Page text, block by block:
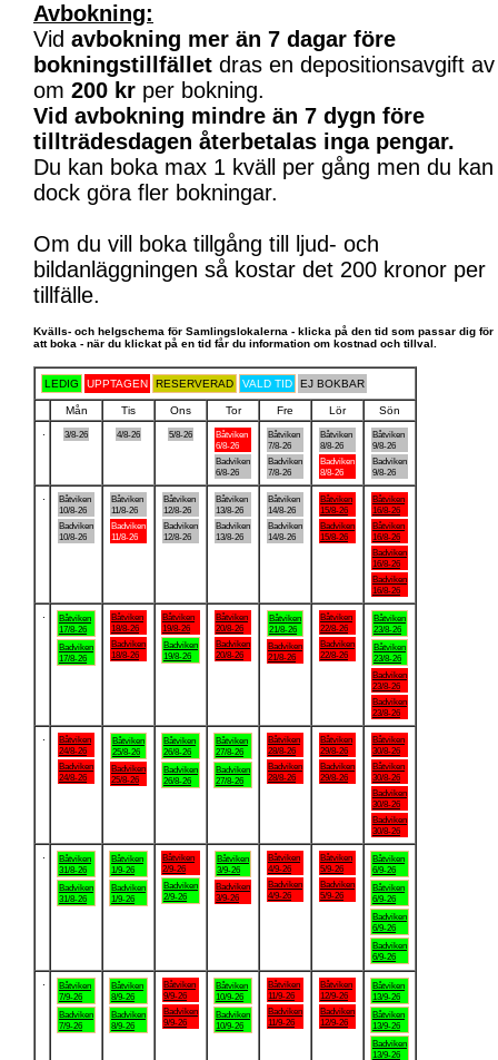
Avbokning:
Vid avbokning mer än 7 dagar före
bokningstillfället dras en depositionsavgift av
om 200 kr per bokning.
Vid avbokning mindre än 7 dygn före
tillträdesdagen återbetalas inga pengar.
Du kan boka max 1 kväll per gång men du kan
dock göra fler bokningar.
Om du vill boka tillgång till ljud- och
bildanläggningen så kostar det 200 kronor per
tillfälle.
Kvälls- och helgschema för Samlingslokalerna - klicka på den tid som passar dig för
att boka - när du klickat på en tid får du information om kostnad och tillval.
LEDIG UPPTAGEN RESERVERAD VALD TID EJ BOKBAR
Mån Tis Ons Tor Fre Lör
Sön
3/8-26 4/8-26 5/8-26
Båtviken
6/8-26
Badviken
6/8-26
Båtviken
7/8-26
Badviken
7/8-26
Båtviken
8/8-26
Badviken
8/8-26
Båtviken
9/8-26
Badviken
9/8-26
Båtviken
10/8-26
Badviken
10/8-26
Båtviken
11/8-26
Badviken
11/8-26
Båtviken
12/8-26
Badviken
12/8-26
Båtviken
13/8-26
Badviken
13/8-26
Båtviken
14/8-26
Badviken
14/8-26
Båtviken
15/8-26
Badviken
15/8-26
Båtviken
16/8-26
Båtviken
16/8-26
Badviken
16/8-26
Badviken
16/8-26
Båtviken
17/8-26
Badviken
17/8-26
Båtviken
18/8-26
Badviken
18/8-26
Båtviken
19/8-26
Badviken
19/8-26
Båtviken
20/8-26
Badviken
20/8-26
Båtviken
21/8-26
Badviken
21/8-26
Båtviken
22/8-26
Badviken
22/8-26
Båtviken
23/8-26
Båtviken
23/8-26
Badviken
23/8-26
Badviken
23/8-26
Båtviken
24/8-26
Badviken
24/8-26
Båtviken
25/8-26
Badviken
25/8-26
Båtviken
26/8-26
Badviken
26/8-26
Båtviken
27/8-26
Badviken
27/8-26
Båtviken
28/8-26
Badviken
28/8-26
Båtviken
29/8-26
Badviken
29/8-26
Båtviken
30/8-26
Båtviken
30/8-26
Badviken
30/8-26
Badviken
30/8-26
Båtviken
31/8-26
Badviken
31/8-26
Båtviken
1/9-26
Badviken
1/9-26
Båtviken
2/9-26
Badviken
2/9-26
Båtviken
3/9-26
Badviken
3/9-26
Båtviken
4/9-26
Badviken
4/9-26
Båtviken
5/9-26
Badviken
5/9-26
Båtviken
6/9-26
Båtviken
6/9-26
Badviken
6/9-26
Badviken
6/9-26
Båtviken
7/9-26
Badviken
7/9-26
Båtviken
8/9-26
Badviken
8/9-26
Båtviken
9/9-26
Badviken
9/9-26
Båtviken
10/9-26
Badviken
10/9-26
Båtviken
11/9-26
Badviken
11/9-26
Båtviken
12/9-26
Badviken
12/9-26
Båtviken
13/9-26
Båtviken
13/9-26
Badviken
13/9-26